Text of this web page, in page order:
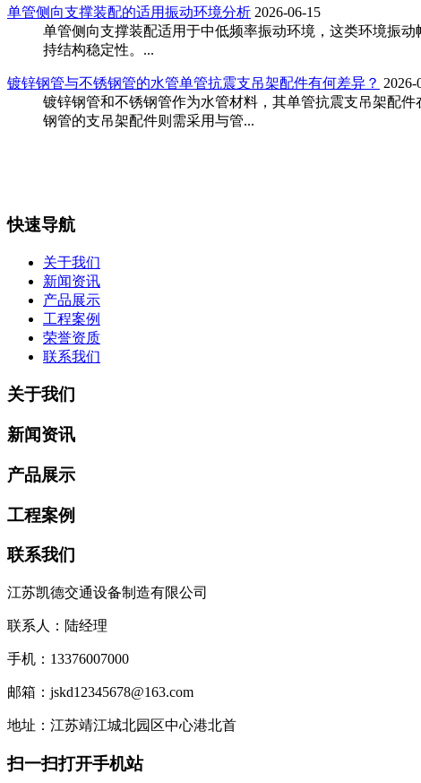
单管侧向支撑装配的适用振动环境分析 2026-06-15
单管侧向支撑装配适用于中低频率振动环境，这类环境振
持结构稳定性。...
‌镀锌钢管与不锈钢管的水管单管抗震支吊架配件有何差异？‌ 2026-
镀锌钢管和不锈钢管作为水管材料，其单管抗震支吊架配
钢管的支吊架配件则需采用与管...
快速导航
关于我们
新闻资讯
产品展示
工程案例
荣誉资质
联系我们
关于我们
新闻资讯
产品展示
工程案例
联系我们
江苏凯德交通设备制造有限公司
联系人：陆经理
手机：13376007000
邮箱：jskd12345678@163.com
地址：江苏靖江城北园区中心港北首
扫一扫打开手机站